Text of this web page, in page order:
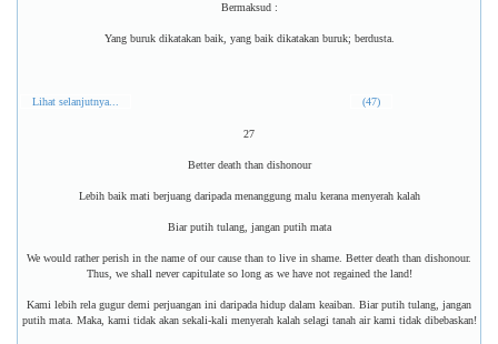
Bermaksud :
Yang buruk dikatakan baik, yang baik dikatakan buruk; berdusta.
Lihat selanjutnya... (47)
27
Better death than dishonour
Lebih baik mati berjuang daripada menanggung malu kerana menyerah kalah
Biar putih tulang, jangan putih mata
We would rather perish in the name of our cause than to live in shame. Better death than dishonour.
Thus, we shall never capitulate so long as we have not regained the land!
Kami lebih rela gugur demi perjuangan ini daripada hidup dalam keaiban. Biar putih tulang, jangan
putih mata. Maka, kami tidak akan sekali-kali menyerah kalah selagi tanah air kami tidak dibebaskan!